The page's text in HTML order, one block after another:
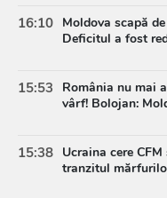
16:10 Moldova scapă
Deficitul a fost
15:53
România nu mai
vârf! Bolojan:
15:38 Ucraina cere
tranzitul